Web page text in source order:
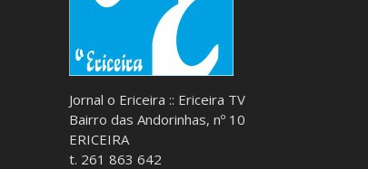
Jornal o Ericeira :: Ericeira TV
Bairro das Andorinhas, nº 10
ERICEIRA
t. 261 863 642